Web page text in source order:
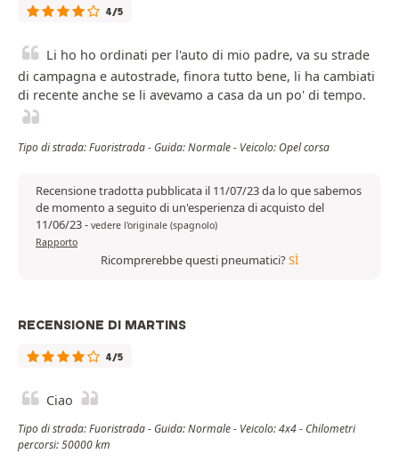
4/5
Li ho ho ordinati per l'auto di mio padre, va su strade
di campagna e autostrade, finora tutto bene, li ha cambiati
di recente anche se li avevamo a casa da un po' di tempo.
Tipo di strada: Fuoristrada - Guida: Normale - Veicolo: Opel corsa
Recensione tradotta pubblicata il 11/07/23 da lo que sabemos
de momento a seguito di un'esperienza di acquisto del
11/06/23- vedere l'originale (spagnolo)
Rapporto
Ricomprerebbe questi pneumatici?SÌ
RECENSIONE DI MARTINS
4/5
Ciao
Tipo di strada: Fuoristrada - Guida: Normale - Veicolo: 4x4 - Chilometri
percorsi: 50000 km